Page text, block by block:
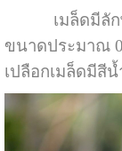
เมล็ดมีลักษณ
ขนาดประมาณ
เปลือกเมล็ดมีสี